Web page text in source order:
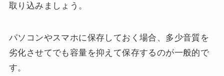
取り込みましょう。
パソコンやスマホに保存しておく場合、多少音質を
劣化させてでも容量を抑えて保存するのが一般的で
す。